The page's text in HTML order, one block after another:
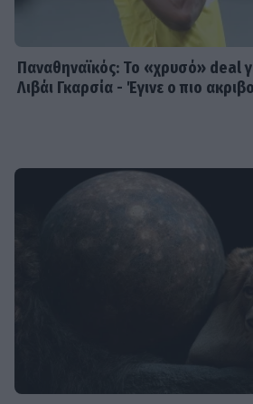
Παναθηναϊκός: Το «χρυσό» deal
Λιβάι Γκαρσία - Έγινε ο πιο